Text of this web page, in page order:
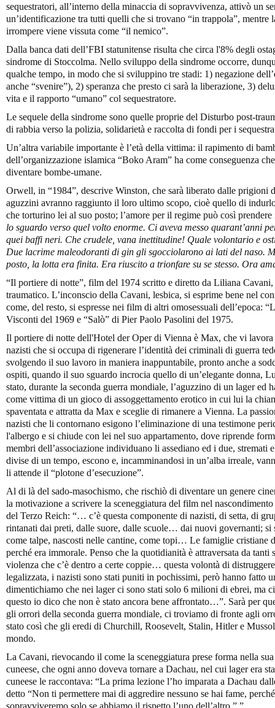
sequestratori, all’interno della minaccia di sopravvivenza, attivò un
un’identificazione tra tutti quelli che si trovano “in trappola”,
irrompere viene vissuta come “il nemico”.
Dalla banca dati dell’FBI statunitense risulta che circa l'8% degli
sindrome di Stoccolma. Nello sviluppo della sindrome occorre,
qualche tempo, in modo che si sviluppino tre stadi: 1) negazione
anche “svenire”), 2) speranza che presto ci sarà la liberazione, 3)
vita e il rapporto “umano” col sequestratore.
Le sequele della sindrome sono quelle proprie del Disturbo post-
di rabbia verso la polizia, solidarietà e raccolta di fondi per i
Un’altra variabile importante è l’età della vittima: il rapimento di
dell’organizzazione islamica “Boko Aram” ha come conseguenza
diventare bombe-umane.
Orwell, in “1984”, descrive Winston, che sarà liberato dalle prigioni
aguzzini avranno raggiunto il loro ultimo scopo, cioè quello di
che torturino lei al suo posto; l’amore per il regime può così
lo sguardo verso quel volto enorme. Ci aveva messo quarant’anni
quei baffi neri. Che crudele, vana inettitudine! Quale volontario e
Due lacrime maleodoranti di gin gli sgocciolarono ai lati del naso.
posto, la lotta era finita. Era riuscito a trionfare su se stesso. Ora
“Il portiere di notte”, film del 1974 scritto e diretto da Liliana Cavani,
traumatico. L’inconscio della Cavani, lesbica, si esprime bene nel
come, del resto, si espresse nei film di altri omosessuali dell’epoca:
Visconti del 1969 e “Salò” di Pier Paolo Pasolini del 1975.
Il portiere di notte dell'Hotel der Oper di Vienna è Max, che vi lavora
nazisti che si occupa di rigenerare l’identità dei criminali di guerra
svolgendo il suo lavoro in maniera inappuntabile, pronto anche a
ospiti, quando il suo sguardo incrocia quello di un’elegante donna,
stato, durante la seconda guerra mondiale, l’aguzzino di un lager ed
come vittima di un gioco di assoggettamento erotico in cui lui la
spaventata e attratta da Max e sceglie di rimanere a Vienna. La
nazisti che li contornano esigono l’eliminazione di una testimone
l'albergo e si chiude con lei nel suo appartamento, dove riprende
membri dell’associazione individuano li assediano ed i due, stremati
divise di un tempo, escono e, incamminandosi in un’alba irreale,
li attende il “plotone d’esecuzione”.
Al di là del sado-masochismo, che rischiò di diventare un genere
la motivazione a scrivere la sceneggiatura del film nel
del Terzo Reich: “… c’è questa componente di nazisti, di setta, di
rintanati dai preti, dalle suore, dalle scuole… dai nuovi governanti; si
come talpe, nascosti nelle cantine, come topi… Le famiglie cristiane
perché era immorale. Penso che la quotidianità è attraversata da
violenza che c’è dentro a certe coppie… questa volontà di
legalizzata, i nazisti sono stati puniti in pochissimi, però hanno fatto
dimentichiamo che nei lager ci sono stati solo 6 milioni di ebrei, ma
questo io dico che non è stato ancora bene affrontato…”. Sarà per
gli orrori della seconda guerra mondiale, ci troviamo di fronte agli
stato così che gli eredi di Churchill, Roosevelt, Stalin, Hitler e
mondo.
La Cavani, rievocando il come la sceneggiatura prese forma nella
cuneese, che ogni anno doveva tornare a Dachau, nel cui lager era
cuneese le raccontava: “La prima lezione l’ho imparata a Dachau
detto “Non ti permettere mai di aggredire nessuno se hai fame,
sopravviveremo solo se abbiamo il rispetto l’uno dell’altro.”.”.